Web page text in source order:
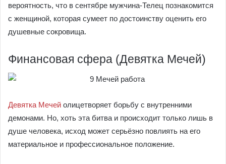
вероятность, что в сентябре мужчина-Телец познакомится
с женщиной, которая сумеет по достоинству оценить его
душевные сокровища.
Финансовая сфера (Девятка Мечей)
Девятка Мечей олицетворяет борьбу с внутренними
демонами. Но, хоть эта битва и происходит только лишь в
душе человека, исход может серьёзно повлиять на его
материальное и профессиональное положение.